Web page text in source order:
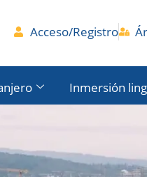
Acceso/Registro
Inmersión